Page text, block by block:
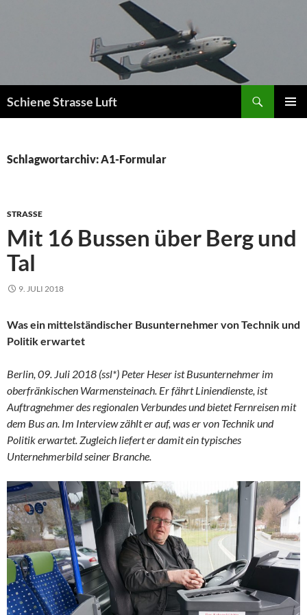
Schiene Strasse Luft
Schlagwortarchiv: A1-Formular
STRASSE
Mit 16 Bussen über Berg und
Tal
9. JULI 2018
Was ein mittelständischer Busunternehmer von Technik und
Politik erwartet
Berlin, 09. Juli 2018 (ssl*) Peter Heser ist Busunternehmer im
oberfränkischen Warmensteinach. Er fährt Liniendienste, ist
Auftragnehmer des regionalen Verbundes und bietet Fernreisen mit
dem Bus an. Im Interview zählt er auf, was er von Technik und
Politik erwartet. Zugleich liefert er damit ein typisches
Unternehmerbild seiner Branche.